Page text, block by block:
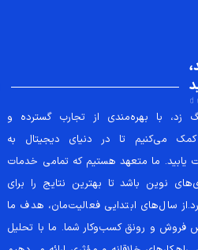
زد، با بهره‌مندی از تجارب گسترده و
می‌کنیم تا در دنیای دیجیتال به
ما متعهد هستیم که تمامی خدمات
نوین باشد تا بهترین نتایج را برای
سال‌های ابتدایی فعالیت‌مان، هدف ما
فروش و رونق کسب‌وکار شما. ما با تحلیل